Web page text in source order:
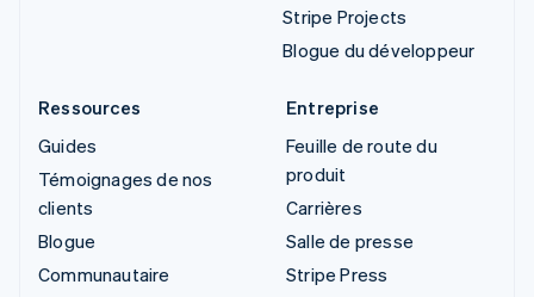
Stripe Projects
Blogue du développeur
Ressources
Guides
Témoignages de nos
clients
Blogue
Communautaire
Entreprise
Feuille de route du
produit
Carrières
Salle de presse
Stripe Press